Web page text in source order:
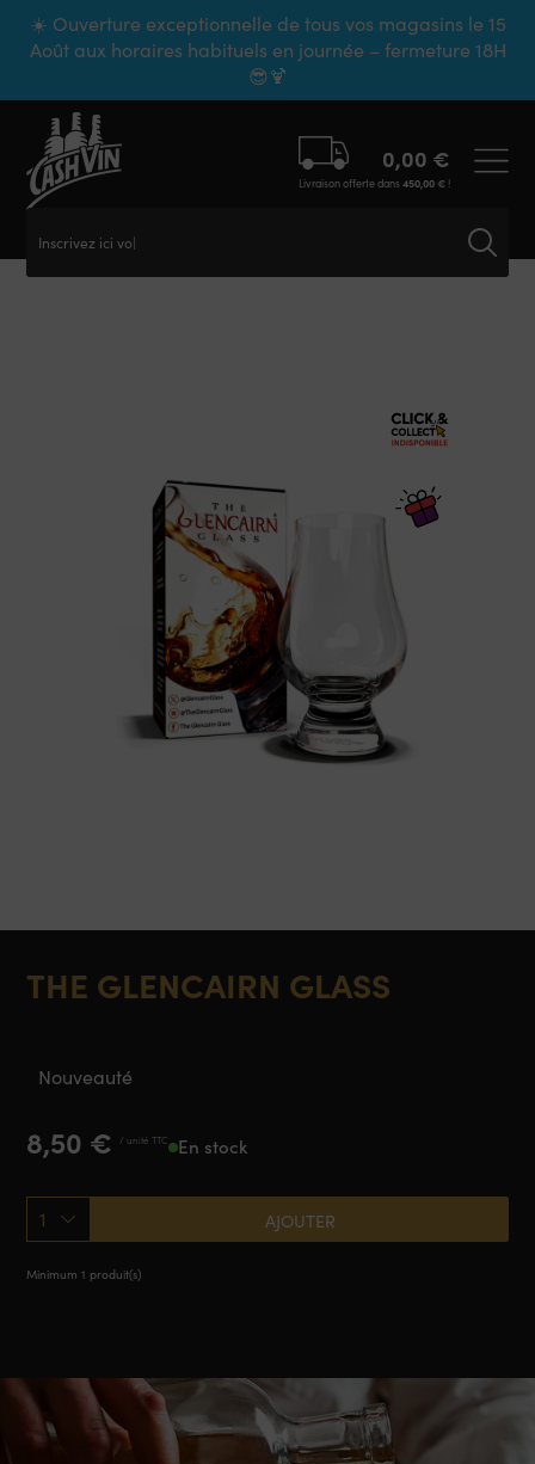
☀️ Ouverture exceptionnelle de tous vos magasins le 15
Août aux horaires habituels en journée – fermeture 18H
😎🍹
Inscrivez ici votr
0,00 €
Livraison offerte dans450,00 €!
THE GLENCAIRN GLASS
8,50 € / unité TTC En stock
1 AJOUTER
Minimum 1 produit(s)
Nouveauté
Panneau de gestion des cookies